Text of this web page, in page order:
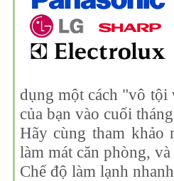
dụng một cách "vô tội
của bạn vào cuối
Hãy cùng tham khảo
làm mát căn phòng,
Chế độ làm lạnh